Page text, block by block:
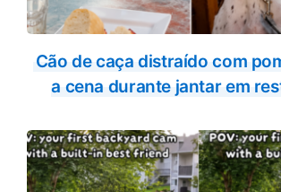
Cão de caça distraído com
a cena durante jantar em